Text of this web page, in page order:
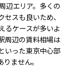
辺エリア。多くの
スも良いため、
るケースが多いよ
周辺の賃料相場は
いった東京中心部
ません。